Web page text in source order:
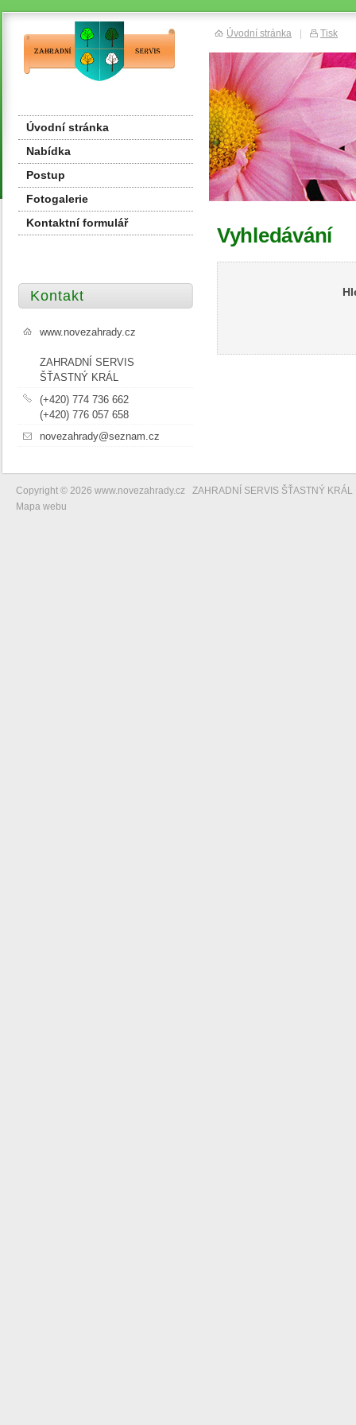
Vyhledávání
Úvodní stránka
Nabídka
Postup
Fotogalerie
Kontaktní formulář
Kontakt
www.novezahrady.cz
ZAHRADNÍ SERVIS
ŠŤASTNÝ KRÁL
(+420) 774 736 662
(+420) 776 057 658
novezahrady@seznam.cz
Úvodní stránka | Tisk
Copyright © 2026 www.novezahrady.cz ZAHRADNÍ SERVIS ŠŤASTNÝ KRÁL
Mapa webu